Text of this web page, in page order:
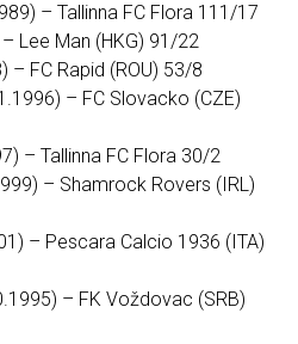
– Tallinna FC Flora 111/17
Lee Man (HKG) 91/22
– FC Rapid (ROU) 53/8
– FC Slovacko (CZE)
– Tallinna FC Flora 30/2
– Shamrock Rovers (IRL)
– Pescara Calcio 1936 (ITA)
– FK Voždovac (SRB)